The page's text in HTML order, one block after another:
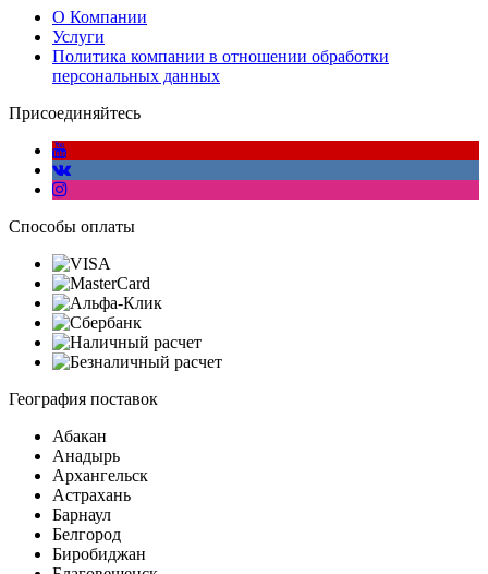
О Компании
Услуги
Политика компании в отношении обработки
персональных данных
Присоединяйтесь
Способы оплаты
География поставок
Абакан
Анадырь
Архангельск
Астрахань
Барнаул
Белгород
Биробиджан